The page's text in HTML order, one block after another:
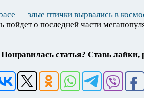
— злые птички вырвались в
пойдет о последней части
Понравилась статья? Ставь лайки,